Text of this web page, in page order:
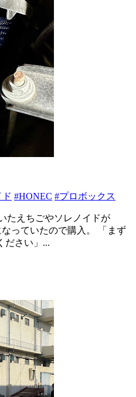
#HONEC #プロボックス
たえちごやソレノイドが
っていたので購入。 「まず
ださい」...